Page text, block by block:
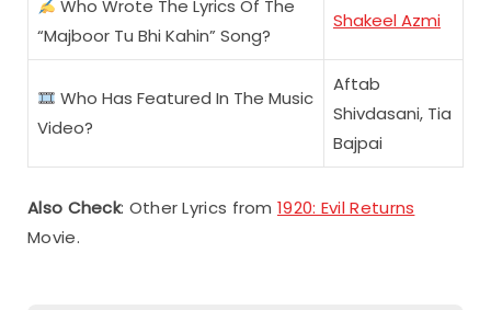
Who Wrote The Lyrics Of The
“Majboor Tu Bhi Kahin” Song?
Shakeel Azmi
Who Has Featured In The Music
Video?
Aftab
Shivdasani, Tia
Bajpai
Also Check: Other Lyrics from1920: Evil Returns
Movie.